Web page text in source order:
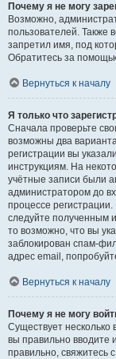
Почему я не могу
Возможно,
пользователей. Также
запретил имя, под
Обратитесь за
Вернуться к началу
Я только что
Сначала проверьте
возможны два
регистрации вы
инструкциям. На
учётные записи были
администратором до
процессе
следуйте полученным
то возможно, что вы
заблокирован спам-
адрес email,
Вернуться к началу
Почему я не могу
Существует несколько
вы правильно вводите
правильно, свяжитесь